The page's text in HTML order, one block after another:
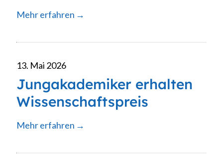
Mehr erfahren
13. Mai 2026
Jungakademiker erhalten
Wissenschaftspreis
Mehr erfahren